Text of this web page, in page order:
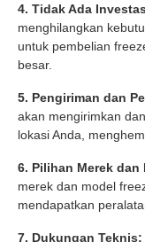
4. Tidak Ada
menghilangkan
untuk pembelian
besar.
5. Pengiriman dan
akan mengirimkan
lokasi Anda,
6. Pilihan Merek dan
merek dan model
mendapatkan
7. Dukungan Teknis: